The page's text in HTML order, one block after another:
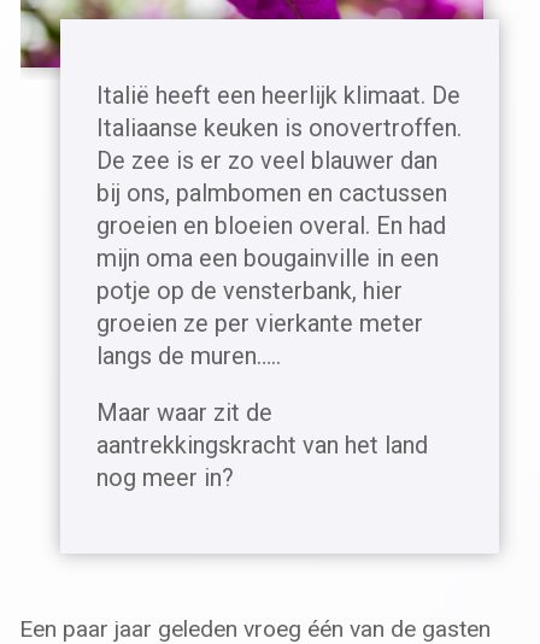
Italië heeft een heerlijk klimaat. De
Italiaanse keuken is onovertroffen.
De zee is er zo veel blauwer dan
bij ons, palmbomen en cactussen
groeien en bloeien overal. En had
mijn oma een bougainville in een
potje op de vensterbank, hier
groeien ze per vierkante meter
langs de muren…..
Maar waar zit de
aantrekkingskracht van het land
nog meer in?
Een paar jaar geleden vroeg één van de gasten